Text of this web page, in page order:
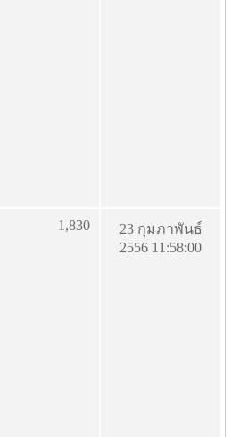
1,830
23 กุมภาพันธ์
2556 11:58:00